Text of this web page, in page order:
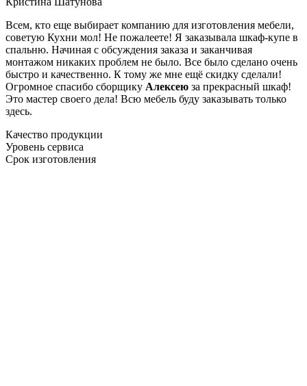
Всем, кто еще выбирает компанию для изготовления мебели,
советую Кухни мол! Не пожалеете! Я заказывала шкаф-купе в
спальню. Начиная с обсуждения заказа и заканчивая
монтажом никаких проблем не было. Все было сделано очень
быстро и качественно. К тому же мне ещё скидку сделали!
Огромное спасибо сборщику Алексею за прекрасный шкаф!
Это мастер своего дела! Всю мебель буду заказывать только
здесь.
Качество продукции
Уровень сервиса
Срок изготовления